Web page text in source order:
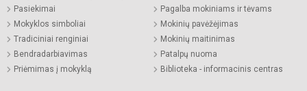
Pasiekimai
Mokyklos simboliai
Tradiciniai renginiai
Bendradarbiavimas
Priėmimas į mokyklą
Pagalba mokiniams ir tėvams
Mokinių pavėžėjimas
Mokinių maitinimas
Patalpų nuoma
Biblioteka - informacinis centras